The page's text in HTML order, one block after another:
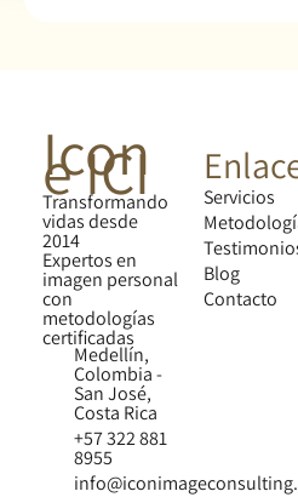
Icon
e ICI
Transformando
vidas desde
2014
Expertos en
imagen personal
con
metodologías
certificadas
Medellín,
Colombia -
San José,
Costa Rica
+57 322 881
8955
Servicios
Blog
Contacto